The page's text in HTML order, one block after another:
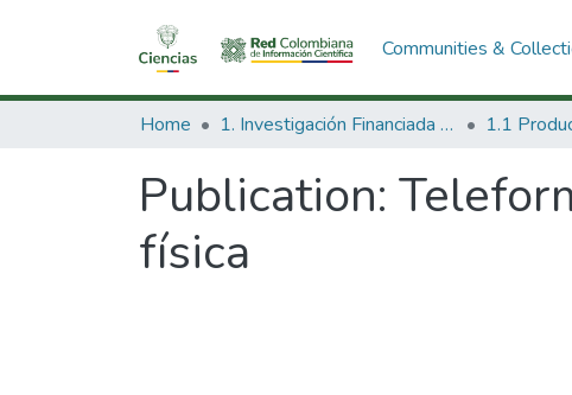
Communities &
Home 1. Investigación Financiada con Recursos Públicos
Publication:
física